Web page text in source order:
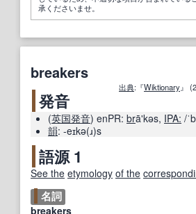
承くださいませ。
breakers
出典:『Wiktionary』
発音
(英国発音) enPR: brāʹkəs, IPA: /
韻: -eɪkə(ɹ)s
語源 1
See the etymology of the
名詞
breakers